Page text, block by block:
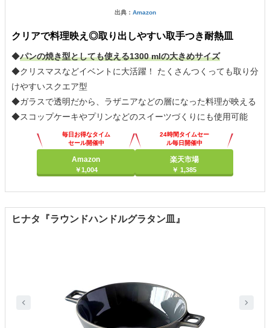
出典： Amazon
クリアで料理映え◎取り出しやすい取手つき耐熱皿
◆パンの焼き型としても使える1300 mlの大きめサイズ
◆クリスマスなどイベントに大活躍！ たくさんつくっても取り分
けやすいスクエア型
◆ガラスで透明だから、ラザニアなどの層になった料理が映える
◆スコップケーキやプリンなどのスイーツづくりにも使用可能
毎日お得なタイム
セール開催中
Amazon
￥1,004
24時間タイムセー
ル毎日開催中
楽天市場
￥ 1,385
ヒナタ『ラウンドハンドルグラタン皿』